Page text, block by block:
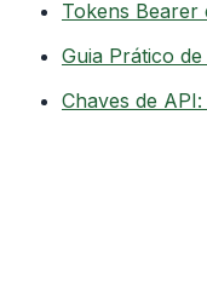
Tokens Bearer
Guia Prático
Chaves de